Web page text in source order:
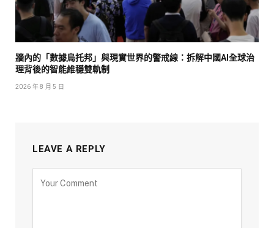
牆內的「數據烏托邦」與現實世界的警戒線：拆解中國AI全球治
理背後的智能維穩雙軌制
2026 年 8 月 5 日
LEAVE A REPLY